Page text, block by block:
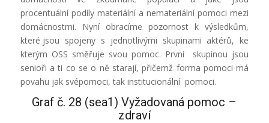
procentuální podíly materiální a nemateriální pomoci mezi
domácnostmi. Nyní obracíme pozornost k výsledkům,
které jsou spojeny s jednotlivými skupinami aktérů, ke
kterým OSS směřuje svou pomoc. První skupinou jsou
senioři a ti co se o ně starají, přičemž forma pomoci má
povahu jak svépomoci, tak institucionální pomoci.
Graf č. 28 (sea1) Vyžadovaná pomoc –
zdraví